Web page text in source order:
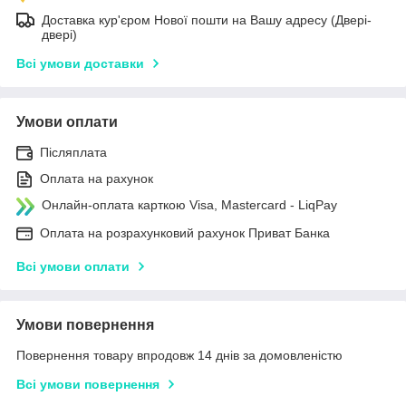
Доставка кур'єром Нової пошти на Вашу адресу (Двері-
двері)
Всі умови доставки
Умови оплати
Післяплата
Оплата на рахунок
Онлайн-оплата карткою Visa, Mastercard - LiqPay
Оплата на розрахунковий рахунок Приват Банка
Всі умови оплати
Умови повернення
Повернення товару впродовж 14 днів за домовленістю
Всі умови повернення